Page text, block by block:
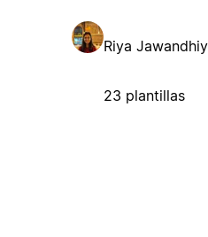
Riya
23 plantillas